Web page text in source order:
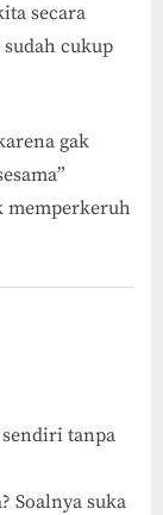
secara
cukup
gak
memperkeruh
tanpa
Soalnya suka